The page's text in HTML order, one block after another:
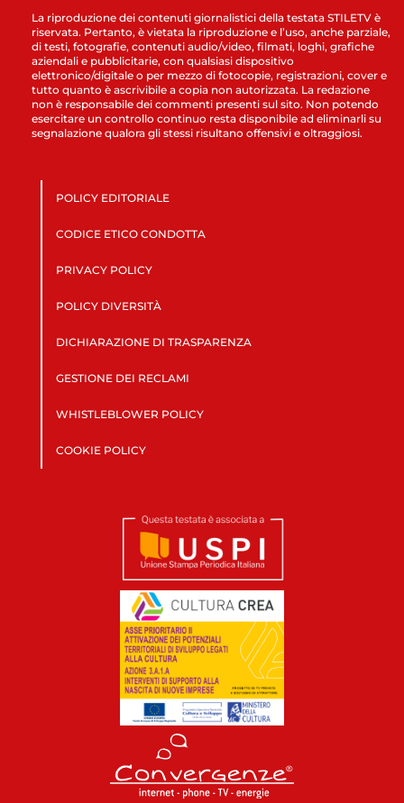
La riproduzione dei contenuti giornalistici della testata STILETV è
riservata. Pertanto, è vietata la riproduzione e l’uso, anche parziale,
di testi, fotografie, contenuti audio/video, filmati, loghi, grafiche
aziendali e pubblicitarie, con qualsiasi dispositivo
elettronico/digitale o per mezzo di fotocopie, registrazioni, cover e
tutto quanto è ascrivibile a copia non autorizzata. La redazione
non è responsabile dei commenti presenti sul sito. Non potendo
esercitare un controllo continuo resta disponibile ad eliminarli su
segnalazione qualora gli stessi risultano offensivi e oltraggiosi.
POLICY EDITORIALE
CODICE ETICO CONDOTTA
PRIVACY POLICY
POLICY DIVERSITÀ
DICHIARAZIONE DI TRASPARENZA
GESTIONE DEI RECLAMI
WHISTLEBLOWER POLICY
COOKIE POLICY